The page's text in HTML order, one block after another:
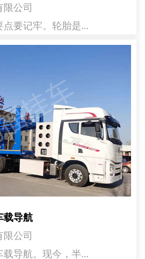
公司
要记牢。轮胎是...
载导航
公司
导航。现今，半...